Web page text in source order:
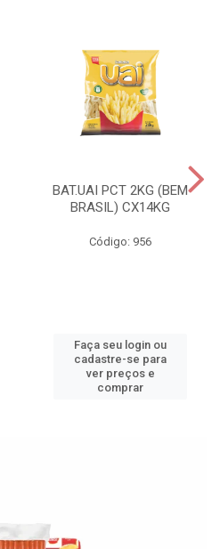
BAT.UAI PCT 2KG (BEM
BRASIL) CX14KG
Código: 956
Faça seu login ou
cadastre-se para
ver preços e
comprar